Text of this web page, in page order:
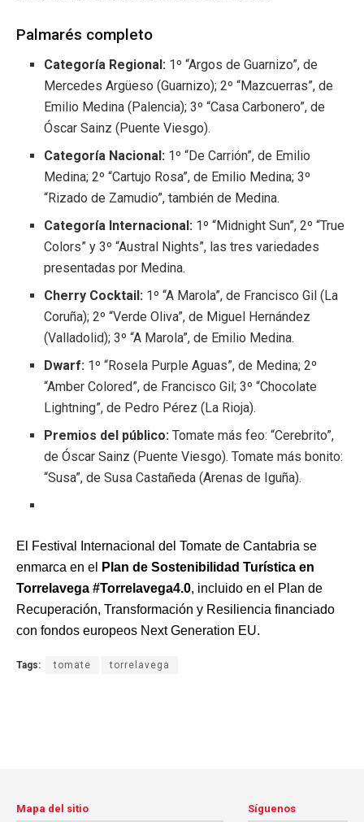
Palmarés completo
Categoría Regional: 1º “Argos de Guarnizo”, de
Mercedes Argüeso (Guarnizo); 2º “Mazcuerras”, de
Emilio Medina (Palencia); 3º “Casa Carbonero”, de
Óscar Sainz (Puente Viesgo).
Categoría Nacional: 1º “De Carrión”, de Emilio
Medina; 2º “Cartujo Rosa”, de Emilio Medina; 3º
“Rizado de Zamudio”, también de Medina.
Categoría Internacional: 1º “Midnight Sun”, 2º “True
Colors” y 3º “Austral Nights”, las tres variedades
presentadas por Medina.
Cherry Cocktail: 1º “A Marola”, de Francisco Gil (La
Coruña); 2º “Verde Oliva”, de Miguel Hernández
(Valladolid); 3º “A Marola”, de Emilio Medina.
Dwarf: 1º “Rosela Purple Aguas”, de Medina; 2º
“Amber Colored”, de Francisco Gil; 3º “Chocolate
Lightning”, de Pedro Pérez (La Rioja).
Premios del público: Tomate más feo: “Cerebrito”,
de Óscar Sainz (Puente Viesgo). Tomate más bonito:
“Susa”, de Susa Castañeda (Arenas de Iguña).
El Festival Internacional del Tomate de Cantabria se
enmarca en el
Plan de Sostenibilidad Turística en
Torrelavega #Torrelavega4.0, incluido en el Plan de
Recuperación, Transformación y Resiliencia financiado
con fondos europeos Next Generation EU.
Tags: tomate torrelavega
Mapa del sitio Síguenos